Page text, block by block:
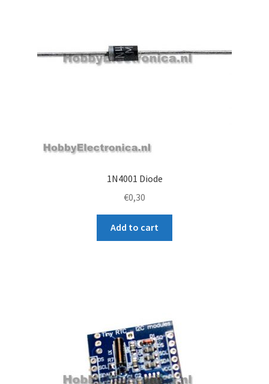
1N4001 Diode
€0,30
Add to cart